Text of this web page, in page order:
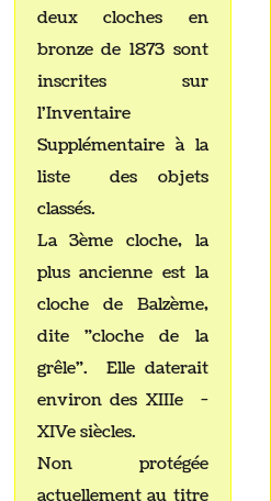
deux cloches en
bronze de 1873 sont
inscrites sur
l'Inventaire
Supplémentaire à la
liste des objets
classés.
La 3ème cloche, la
plus ancienne est la
cloche de Balzème,
dite "cloche de la
grêle". Elle daterait
environ des XIIIe -
XIVe siècles.
Non protégée
actuellement au titre